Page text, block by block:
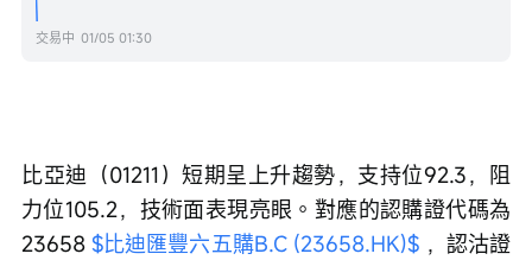
交易中 01/05 01:30
比亞迪（01211）短期呈上升趨勢，支持位92.3，阻
力位105.2，技術面表現亮眼。對應的認購證代碼為
23658 $比迪匯豐六五購B.C (23658.HK)$ ，認沽證